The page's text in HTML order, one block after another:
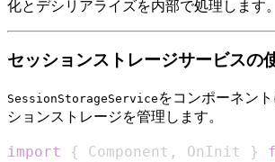
化とデシリアライズを内部で処理します。
セッションストレージサービスの
SessionStorageService をコンポーネン
ションストレージを管理します。
import { Component , OnInit }